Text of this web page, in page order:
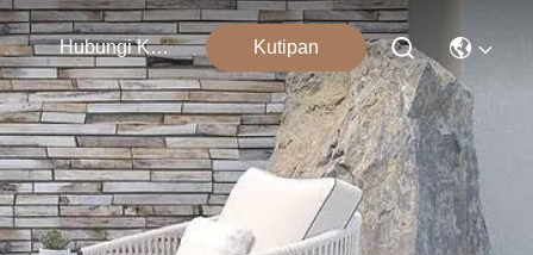
Hubungi Kami Kutipan